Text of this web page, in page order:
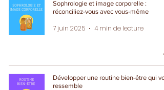
Sophrologie et image corporelle :
réconciliez-vous avec vous-même
7 juin 2025 4 min de lecture
Développer une routine bien-être qui
ressemble